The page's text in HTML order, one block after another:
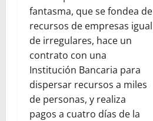
fantasma, que se fondea de
recursos de empresas igual
de irregulares, hace un
contrato con una
Institución Bancaria para
dispersar recursos a miles
de personas, y realiza
pagos a cuatro días de la